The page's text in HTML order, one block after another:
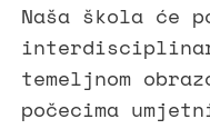
Naša škola će
temeljnom
počecima